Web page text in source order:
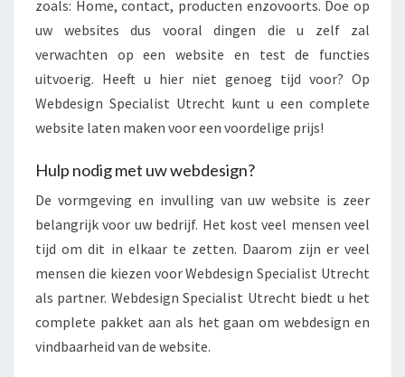
zoals: Home, contact, producten enzovoorts. Doe op
uw websites dus vooral dingen die u zelf zal
verwachten op een website en test de functies
uitvoerig. Heeft u hier niet genoeg tijd voor? Op
Webdesign Specialist Utrecht kunt u een complete
website laten maken voor een voordelige prijs!
Hulp nodig met uw webdesign?
De vormgeving en invulling van uw website is zeer
belangrijk voor uw bedrijf. Het kost veel mensen veel
tijd om dit in elkaar te zetten. Daarom zijn er veel
mensen die kiezen voor Webdesign Specialist Utrecht
als partner. Webdesign Specialist Utrecht biedt u het
complete pakket aan als het gaan om webdesign en
vindbaarheid van de website.